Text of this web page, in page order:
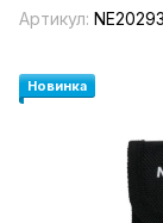
Артикул:
Новинка